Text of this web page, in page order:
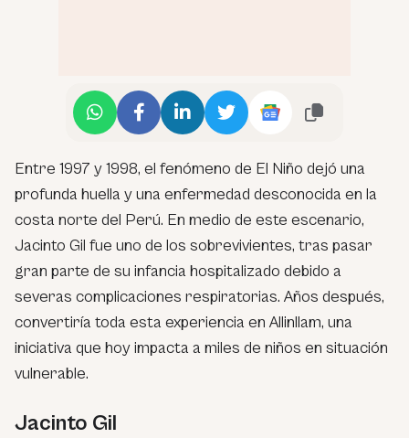
Entre 1997 y 1998, el fenómeno de El Niño dejó una
profunda huella y una enfermedad desconocida en la
costa norte del Perú. En medio de este escenario,
Jacinto Gil fue uno de los sobrevivientes, tras pasar
gran parte de su infancia hospitalizado debido a
severas complicaciones respiratorias. Años después,
convertiría toda esta experiencia en Allinllam, una
iniciativa que hoy impacta a miles de niños en situación
vulnerable.
Jacinto Gil